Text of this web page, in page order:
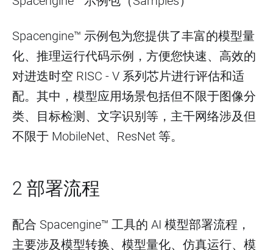
Spacengine™ 示例包为您提供了丰富的模型量
化、推理运行代码示例，方便您快速、高效的
对进迭时空 RISC - V 系列芯片进行评估和适
配。其中，模型应用场景包括但不限于图像分
类、目标检测、文字识别等，主干网络涉及但
不限于 MobileNet、ResNet 等。
2 部署流程
配合 Spacengine™ 工具的 AI 模型部署流程，
主要涉及模型转换、模型量化、仿真运行、模